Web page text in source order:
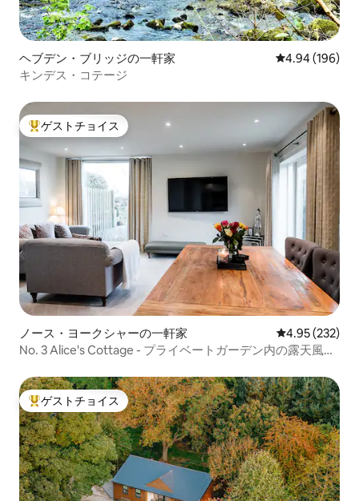
ヘブデン・ブリッジの一軒家 レビュー196
4.94 (196)
キンデス・コテージ
大好評のゲストチョイスです。
ゲストチョイス
ノース・ヨークシャーの一軒家 レビュー232
4.95 (232)
No. 3 Alice's Cottage - プライベートガーデン内の露天風
大好評のゲストチョイスです。
ゲストチョイス